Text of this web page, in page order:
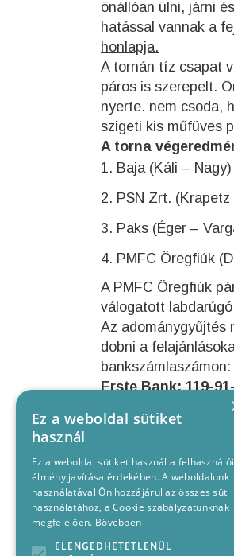
önállóan ülni, járni
hatással vannak a
honlapja.
A tornán tíz csapat
páros is szerepelt.
nyerte. nem csoda,
szigeti kis műfüves
A torna
Baja (Káli – Nagy)
PSN Zrt. (Krapetz
Paks (Éger –
PMFC Öregfiúk
A PMFC Öregfiúk
válogatott
Az adománygyűjtés
dobni a
bankszámlaszámon:
Erste Bank: 119-
Közlemény:
Ez a weboldal sütiket
használ
Ez a weboldal sütiket használ a felhasználói
élmény javítása érdekében. A weboldalunk
használatával Ön hozzájárul az összes süti
használatához, a Cookie szabályzatunknak
megfelelően. Bővebben
ELENGEDHETETLENÜL